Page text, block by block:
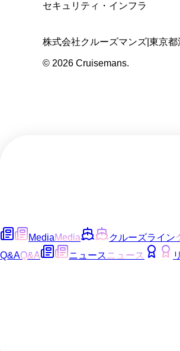
セキュリティ・インフラ
株式会社クルーズマンズ 東京都
© 2026 Cruisemans.
MediaMedia クルーズライン
Q&AQ&A ニュース ニュース